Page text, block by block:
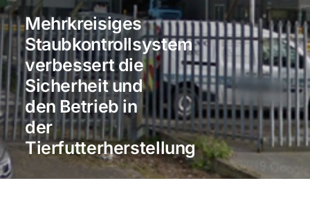
Mehrkreisiges
Staubkontrollsystem
verbessert die
Sicherheit und
den Betrieb in
der
Tierfutterherstellung